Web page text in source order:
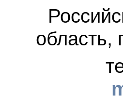
область,